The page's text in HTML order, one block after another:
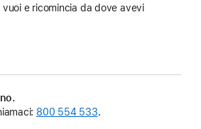
vuoi e ricomincia da dove avevi
800 554 533.